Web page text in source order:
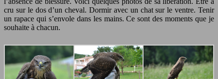
cru sur le dos d’un cheval. Dormir avec un chat sur le ventre. Tenir
un rapace qui s’envole dans les mains. Ce sont des moments que je
souhaite à chacun.